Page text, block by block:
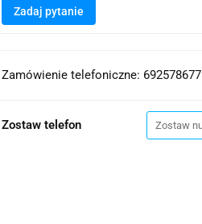
Zadaj pytanie
Zamówienie telefoniczne: 692578677
Zostaw telefon